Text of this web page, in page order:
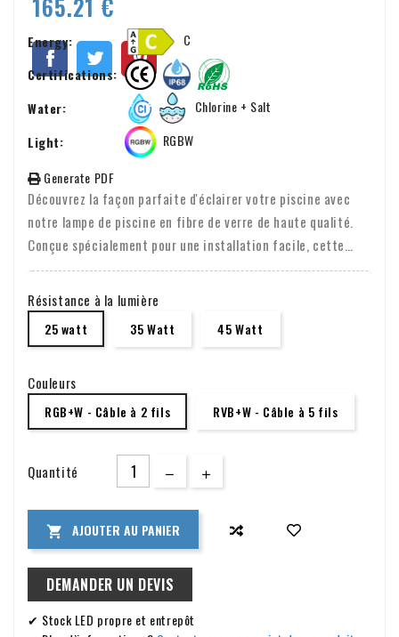
165.21 €
Energy:
C
Certifications:
Water:
Chlorine + Salt
Light:
RGBW
Generate PDF
Découvrez la façon parfaite d'éclairer votre piscine avec
notre lampe de piscine en fibre de verre de haute qualité.
Conçue spécialement pour une installation facile, cette
lampe s'adapte parfaitement à votre piscine grâce à son
filetage de 2 pouces. Fabriquée en plastique ABS durable,
cette lampe résiste aux défis des piscines extérieures.
Mesurant 260 x 40 mm, c'est un ajout subtil qui fait une
pour l'option dynamique RVB+W pour plonger votre piscine
dans une lumière atmosphérique. Disponible en 25w, 35w et
45w, il y a toujours une option qui convient à votre piscine.
Résistance à la lumière
25 watt 35 Watt 45 Watt
Couleurs
RGB+W - Câble à 2 fils RVB+W - Câble à 5 fils
Quantité
 AJOUTER AU PANIER
DEMANDER UN DEVIS
✔ Stock LED propre et entrepôt